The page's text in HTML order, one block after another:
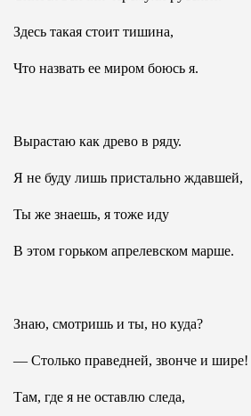
Здесь такая стоит тишина,
Что назвать ее миром боюсь я.
Вырастаю как древо в ряду.
Я не буду лишь пристально ждавшей,
Ты же знаешь, я тоже иду
В этом горьком апрелевском марше.
Знаю, смотришь и ты, но куда?
— Столько праведней, звонче и шире!
Там, где я не оставлю следа,